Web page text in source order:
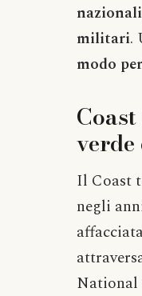
militari.
modo
Il Coast
negli
National